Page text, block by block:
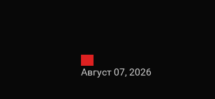
Август 07, 2026